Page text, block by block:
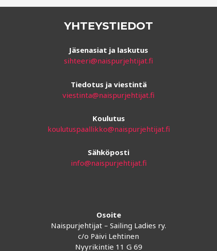
YHTEYSTIEDOT
Jäsenasiat ja laskutus
sihteeri@naispurjehtijat.fi
Tiedotus ja viestintä
viestinta@naispurjehtijat.fi
Koulutus
koulutuspaallikko@naispurjehtijat.fi
Sähköposti
info@naispurjehtijat.fi
Osoite
Naispurjehtijat – Sailing Ladies ry.
c/o Päivi Lehtinen
Nyyrikintie 11 G 69